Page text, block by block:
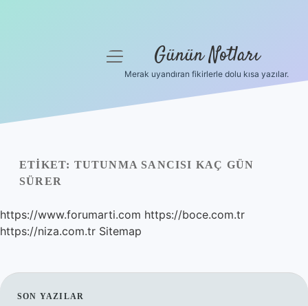
Yasal Uyarı
menüyü
Günün Notları
Merak uyandıran fikirlerle dolu kısa yazılar.
ETIKET: TUTUNMA SANCISI KAÇ GÜN
SÜRER
https://www.forumarti.com https://boce.com.tr
https://niza.com.tr Sitemap
SON YAZILAR